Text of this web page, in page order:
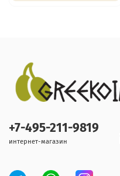
+7-495-211-9819
интернет-магазин